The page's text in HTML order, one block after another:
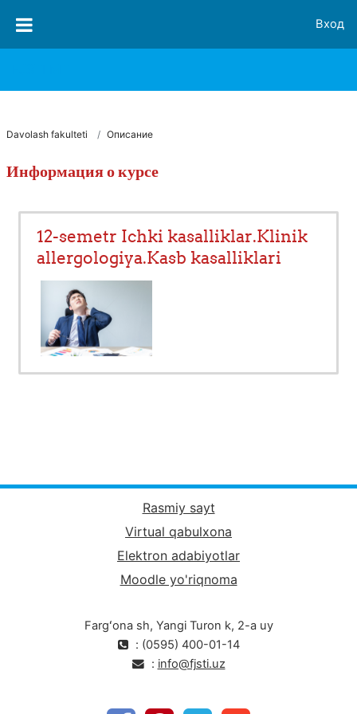
Вход
Davolash fakulteti Описание
Информация о курсе
12-semetr Ichki kasalliklar.Klinik
allergologiya.Kasb kasalliklari
Rasmiy sayt
Virtual qabulxona
Elektron adabiyotlar
Moodle yo'riqnoma
Fargʻona sh, Yangi Turon k, 2-a uy
: (0595) 400-01-14
: info@fjsti.uz